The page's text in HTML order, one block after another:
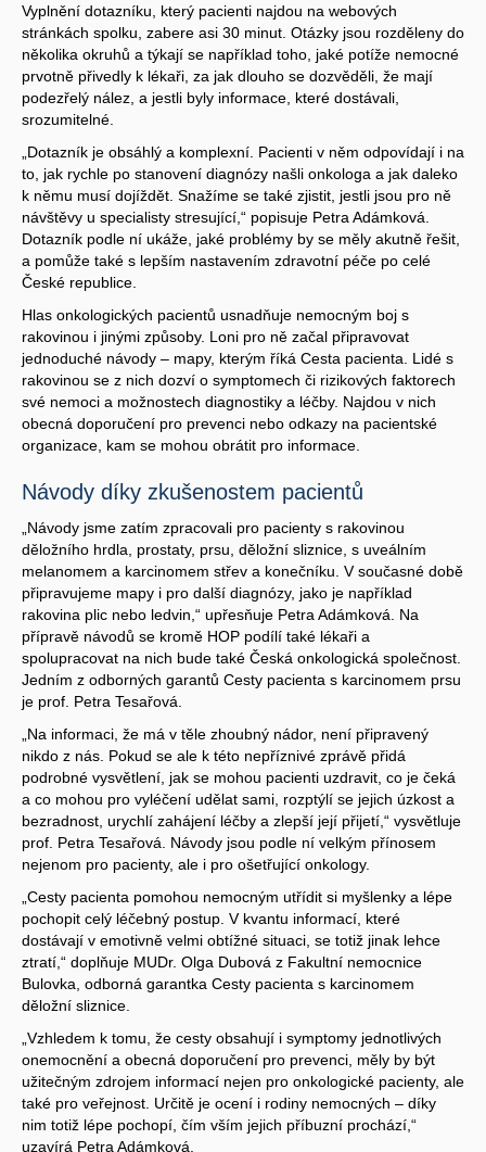
Vyplnění dotazníku, který pacienti najdou na webových
stránkách spolku, zabere asi 30 minut. Otázky jsou rozděleny do
několika okruhů a týkají se například toho, jaké potíže nemocné
prvotně přivedly k lékaři, za jak dlouho se dozvěděli, že mají
podezřelý nález, a jestli byly informace, které dostávali,
srozumitelné.
„Dotazník je obsáhlý a komplexní. Pacienti v něm odpovídají i na
to, jak rychle po stanovení diagnózy našli onkologa a jak daleko
k němu musí dojíždět. Snažíme se také zjistit, jestli jsou pro ně
návštěvy u specialisty stresující,“ popisuje Petra Adámková.
Dotazník podle ní ukáže, jaké problémy by se měly akutně řešit,
a pomůže také s lepším nastavením zdravotní péče po celé
České republice.
Hlas onkologických pacientů usnadňuje nemocným boj s
rakovinou i jinými způsoby. Loni pro ně začal připravovat
jednoduché návody – mapy, kterým říká Cesta pacienta. Lidé s
rakovinou se z nich dozví o symptomech či rizikových faktorech
své nemoci a možnostech diagnostiky a léčby. Najdou v nich
obecná doporučení pro prevenci nebo odkazy na pacientské
organizace, kam se mohou obrátit pro informace.
Návody díky zkušenostem pacientů
„Návody jsme zatím zpracovali pro pacienty s rakovinou
děložního hrdla, prostaty, prsu, děložní sliznice, s uveálním
melanomem a karcinomem střev a konečníku. V současné době
připravujeme mapy i pro další diagnózy, jako je například
rakovina plic nebo ledvin,“ upřesňuje Petra Adámková. Na
přípravě návodů se kromě HOP podílí také lékaři a
spolupracovat na nich bude také Česká onkologická společnost.
Jedním z odborných garantů Cesty pacienta s karcinomem prsu
je prof. Petra Tesařová.
„Na informaci, že má v těle zhoubný nádor, není připravený
nikdo z nás. Pokud se ale k této nepříznivé zprávě přidá
podrobné vysvětlení, jak se mohou pacienti uzdravit, co je čeká
a co mohou pro vyléčení udělat sami, rozptýlí se jejich úzkost a
bezradnost, urychlí zahájení léčby a zlepší její přijetí,“ vysvětluje
prof. Petra Tesařová. Návody jsou podle ní velkým přínosem
nejenom pro pacienty, ale i pro ošetřující onkology.
„Cesty pacienta pomohou nemocným utřídit si myšlenky a lépe
pochopit celý léčebný postup. V kvantu informací, které
dostávají v emotivně velmi obtížné situaci, se totiž jinak lehce
ztratí,“ doplňuje MUDr. Olga Dubová z Fakultní nemocnice
Bulovka, odborná garantka Cesty pacienta s karcinomem
děložní sliznice.
„Vzhledem k tomu, že cesty obsahují i symptomy jednotlivých
onemocnění a obecná doporučení pro prevenci, měly by být
užitečným zdrojem informací nejen pro onkologické pacienty, ale
také pro veřejnost. Určitě je ocení i rodiny nemocných – díky
nim totiž lépe pochopí, čím vším jejich příbuzní prochází,“
uzavírá Petra Adámková.